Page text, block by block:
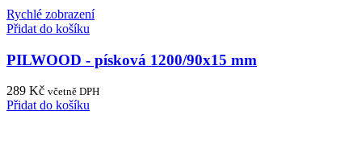
Rychlé zobrazení
Přidat do košíku
PILWOOD - písková 1200/90x15 mm
289 Kč včetně DPH
Přidat do košíku